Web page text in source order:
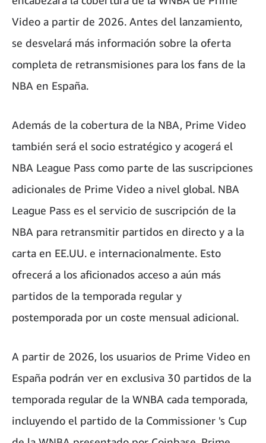
Video a partir de 2026. Antes del lanzamiento,
se desvelará más información sobre la oferta
completa de retransmisiones para los fans de la
NBA en España.
Además de la cobertura de la NBA, Prime Video
también será el socio estratégico y acogerá el
NBA League Pass como parte de las suscripciones
adicionales de Prime Video a nivel global. NBA
League Pass es el servicio de suscripción de la
NBA para retransmitir partidos en directo y a la
carta en EE.UU. e internacionalmente. Esto
ofrecerá a los aficionados acceso a aún más
partidos de la temporada regular y
postemporada por un coste mensual adicional.
A partir de 2026, los usuarios de Prime Video en
España podrán ver en exclusiva 30 partidos de la
temporada regular de la WNBA cada temporada,
incluyendo el partido de la Commissioner 's Cup